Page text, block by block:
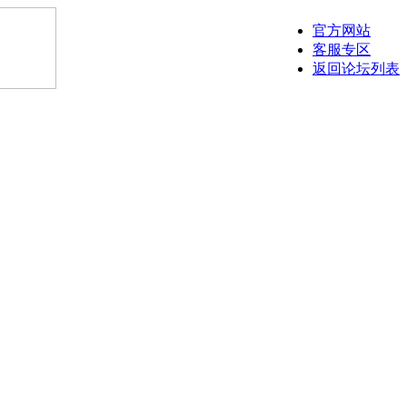
官方网站
客服专区
返回论坛列表